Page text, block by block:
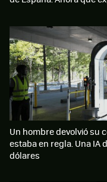
Un hombre devolvió su
estaba en regla. Una IA
dólares